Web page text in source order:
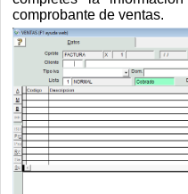
comprobante de ventas.